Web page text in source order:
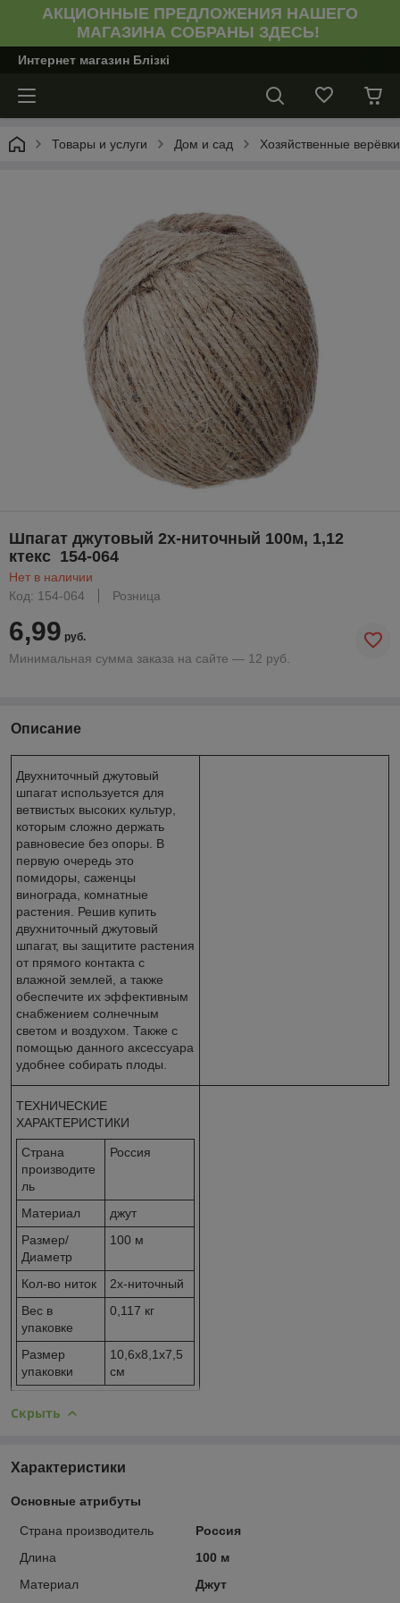
АКЦИОННЫЕ ПРЕДЛОЖЕНИЯ НАШЕГО
МАГАЗИНА СОБРАНЫ ЗДЕСЬ!
Интернет магазин Блiзкi
Товары и услуги Дом и сад Хозяйственные
Шпагат джутовый 2х-ниточный 100м, 1,12
ктекс 154-064
Нет в наличии
Код: 154-064
Розница
6,99 руб.
Минимальная сумма заказа на сайте — 12 руб.
Описание
Двухниточный джутовый
шпагат используется для
ветвистых высоких культур,
которым сложно держать
равновесие без опоры. В
первую очередь это
помидоры, саженцы
винограда, комнатные
растения. Решив купить
двухниточный джутовый
шпагат, вы защитите растения
от прямого контакта с
влажной землей, а также
обеспечите их эффективным
снабжением солнечным
светом и воздухом. Также с
помощью данного аксессуара
удобнее собирать плоды.
ТЕХНИЧЕСКИЕ
ХАРАКТЕРИСТИКИ
Страна
производите
ль
Россия
Материал
джут
Размер/
Диаметр
100 м
Кол-во ниток
2х-ниточный
Вес в
упаковке
0,117 кг
Размер
упаковки
10,6x8,1x7,5
см
Скрыть
Характеристики
Основные атрибуты
Страна производитель
Россия
Длина
100 м
Материал
Джут